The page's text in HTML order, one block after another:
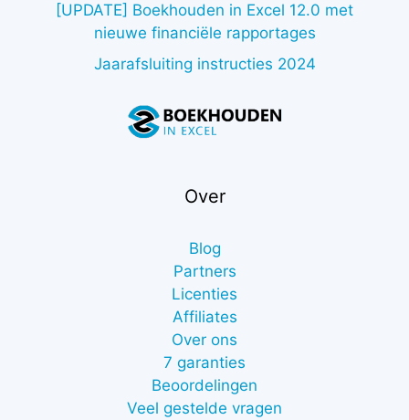
[UPDATE] Boekhouden in Excel 12.0 met
nieuwe financiële rapportages
Jaarafsluiting instructies 2024
Over
Blog
Partners
Licenties
Affiliates
Over ons
7 garanties
Beoordelingen
Veel gestelde vragen